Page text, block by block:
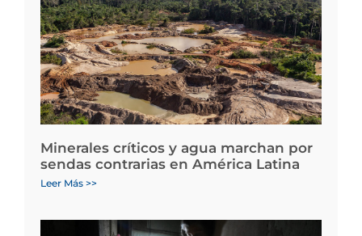
Minerales críticos y agua marchan por
sendas contrarias en América Latina
Leer Más >>